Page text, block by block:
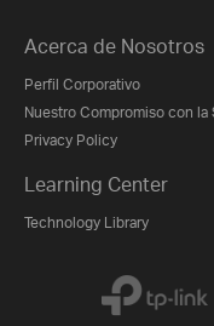
Acerca de Nosotros
Perfil Corporativo
Nuestro Compromiso con la
Privacy Policy
Learning Center
Technology Library